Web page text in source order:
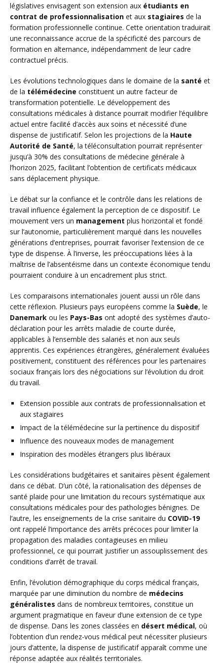
législatives envisagent son extension aux étudiants en
contrat de professionnalisation et aux stagiaires de la
formation professionnelle continue. Cette orientation traduirait
une reconnaissance accrue de la spécificité des parcours de
formation en alternance, indépendamment de leur cadre
contractuel précis.
Les évolutions technologiques dans le domaine de la santé et
de la télémédecine constituent un autre facteur de
transformation potentielle. Le développement des
consultations médicales à distance pourrait modifier l’équilibre
actuel entre facilité d’accès aux soins et nécessité d’une
dispense de justificatif. Selon les projections de la Haute
Autorité de Santé, la téléconsultation pourrait représenter
jusqu’à 30% des consultations de médecine générale à
l’horizon 2025, facilitant l’obtention de certificats médicaux
sans déplacement physique.
Le débat sur la confiance et le contrôle dans les relations de
travail influence également la perception de ce dispositif. Le
mouvement vers un management plus horizontal et fondé
sur l’autonomie, particulièrement marqué dans les nouvelles
générations d’entreprises, pourrait favoriser l’extension de ce
type de dispense. À l’inverse, les préoccupations liées à la
maîtrise de l’absentéisme dans un contexte économique tendu
pourraient conduire à un encadrement plus strict.
Les comparaisons internationales jouent aussi un rôle dans
cette réflexion. Plusieurs pays européens comme la Suède, le
Danemark ou les Pays-Bas ont adopté des systèmes d’auto-
déclaration pour les arrêts maladie de courte durée,
applicables à l’ensemble des salariés et non aux seuls
apprentis. Ces expériences étrangères, généralement évaluées
positivement, constituent des références pour les partenaires
sociaux français lors des négociations sur l’évolution du droit
du travail.
Extension possible aux contrats de professionnalisation et
aux stagiaires
Impact de la télémédecine sur la pertinence du dispositif
Influence des nouveaux modes de management
Inspiration des modèles étrangers plus libéraux
Les considérations budgétaires et sanitaires pèsent également
dans ce débat. D’un côté, la rationalisation des dépenses de
santé plaide pour une limitation du recours systématique aux
consultations médicales pour des pathologies bénignes. De
l’autre, les enseignements de la crise sanitaire du COVID-19
ont rappelé l’importance des arrêts précoces pour limiter la
propagation des maladies contagieuses en milieu
professionnel, ce qui pourrait justifier un assouplissement des
conditions d’arrêt de travail.
Enfin, l’évolution démographique du corps médical français,
marquée par une diminution du nombre de médecins
généralistes dans de nombreux territoires, constitue un
argument pragmatique en faveur d’une extension de ce type
de dispense. Dans les zones classées en désert médical, où
l’obtention d’un rendez-vous médical peut nécessiter plusieurs
jours d’attente, la dispense de justificatif apparaît comme une
réponse adaptée aux réalités territoriales.